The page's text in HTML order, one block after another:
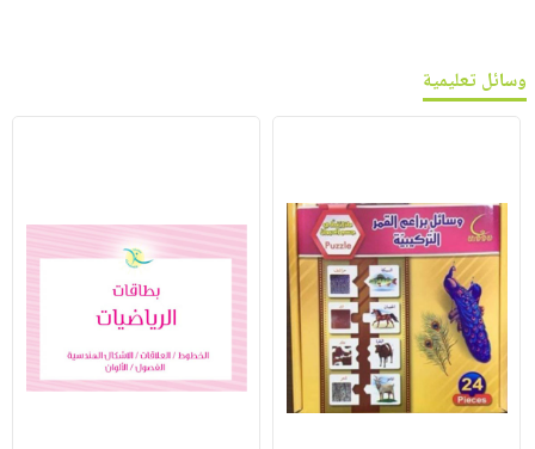
وسائل تعليمية